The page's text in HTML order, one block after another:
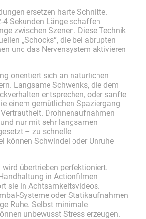
ersetzen harte Schnitte.
4 Sekunden Länge schaffen
zwischen Szenen. Diese Technik
„Schocks“, die bei abrupten
und das Nervensystem aktivieren
orientiert sich an natürlichen
Langsame Schwenks, die dem
entsprechen, oder sanfte
einem gemütlichen Spaziergang
Drohnenaufnahmen
nur mit sehr langsamen
– zu schnelle
können Schwindel oder Unruhe
übertrieben perfektioniert.
in Actionfilmen
sie in Achtsamkeitsvideos.
Systeme oder Statikaufnahmen
Ruhe. Selbst minimale
unbewusst Stress erzeugen.